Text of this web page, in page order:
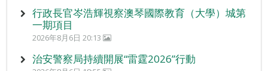
行政長官岑浩輝視察澳琴國際教育（大學）城第
一期項目
2026年8月6日 20:13
治安警察局持續開展“雷霆2026”行動